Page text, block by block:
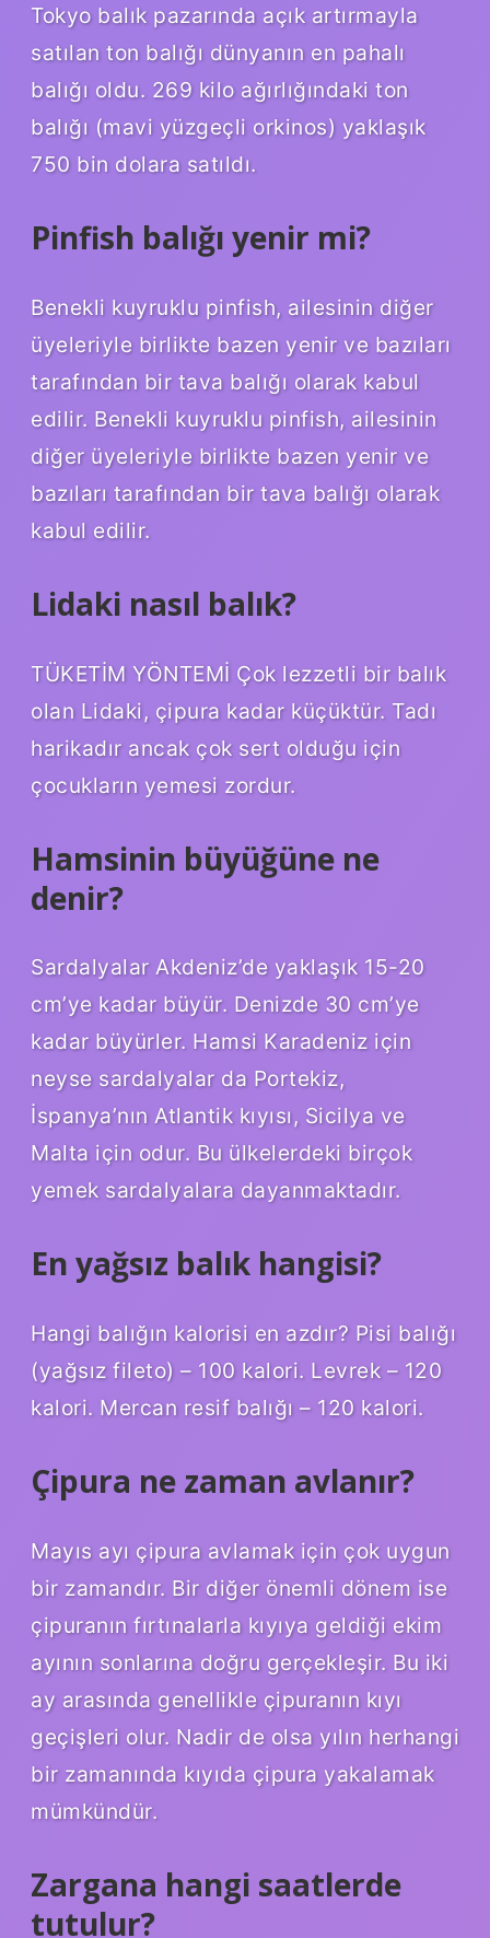
Tokyo balık pazarında açık artırmayla
satılan ton balığı dünyanın en pahalı
balığı oldu. 269 kilo ağırlığındaki ton
balığı (mavi yüzgeçli orkinos) yaklaşık
750 bin dolara satıldı.
Pinfish balığı yenir mi?
Benekli kuyruklu pinfish, ailesinin diğer
üyeleriyle birlikte bazen yenir ve bazıları
tarafından bir tava balığı olarak kabul
edilir. Benekli kuyruklu pinfish, ailesinin
diğer üyeleriyle birlikte bazen yenir ve
bazıları tarafından bir tava balığı olarak
kabul edilir.
Lidaki nasıl balık?
TÜKETİM YÖNTEMİ Çok lezzetli bir balık
olan Lidaki, çipura kadar küçüktür. Tadı
harikadır ancak çok sert olduğu için
çocukların yemesi zordur.
Hamsinin büyüğüne ne
denir?
Sardalyalar Akdeniz’de yaklaşık 15-20
cm’ye kadar büyür. Denizde 30 cm’ye
kadar büyürler. Hamsi Karadeniz için
neyse sardalyalar da Portekiz,
İspanya’nın Atlantik kıyısı, Sicilya ve
Malta için odur. Bu ülkelerdeki birçok
yemek sardalyalara dayanmaktadır.
En yağsız balık hangisi?
Hangi balığın kalorisi en azdır? Pisi balığı
(yağsız fileto) – 100 kalori. Levrek – 120
kalori. Mercan resif balığı – 120 kalori.
Çipura ne zaman avlanır?
Mayıs ayı çipura avlamak için çok uygun
bir zamandır. Bir diğer önemli dönem ise
çipuranın fırtınalarla kıyıya geldiği ekim
ayının sonlarına doğru gerçekleşir. Bu iki
ay arasında genellikle çipuranın kıyı
geçişleri olur. Nadir de olsa yılın herhangi
bir zamanında kıyıda çipura yakalamak
mümkündür.
Zargana hangi saatlerde
tutulur?